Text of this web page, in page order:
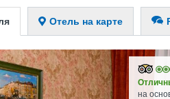
Отель на карте
на